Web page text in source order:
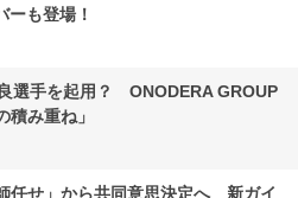
ーも登場！
選手を起用？ ONODERA GROUP
積み重ね」
任せ」から共同意思決定へ 新ガイ